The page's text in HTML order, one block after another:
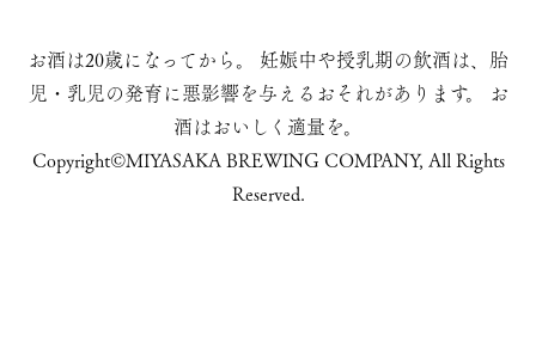
お酒は20歳になってから。
妊娠中や授乳期の飲酒は、胎
児・乳児の発育に悪影響を与えるおそれがあります。
お
酒はおいしく適量を。
Copyright©MIYASAKA BREWING COMPANY, All Rights
Reserved.